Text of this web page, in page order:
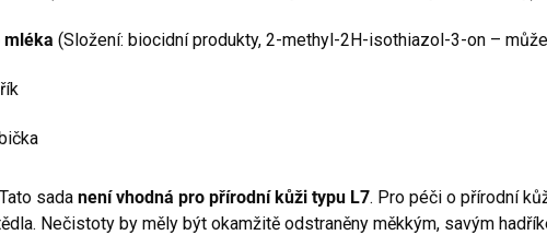
mléka (Složení: biocidní produkty, 2-methyl-2H-isothiazol-3-on –
Tato sada není vhodná pro přírodní kůži typu L7. Pro péči o přírodní
Nečistoty by měly být okamžitě odstraněny měkkým, savým